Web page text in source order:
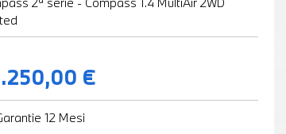
€
12 Mesi